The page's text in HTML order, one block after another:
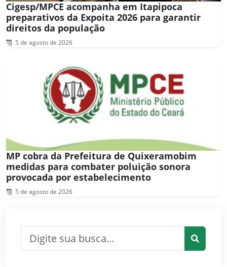
Cigesp/MPCE acompanha em Itapipoca
preparativos da Expoita 2026 para garantir
direitos da população
5 de agosto de 2026
MP cobra da Prefeitura de Quixeramobim
medidas para combater poluição sonora
provocada por estabelecimento
5 de agosto de 2026